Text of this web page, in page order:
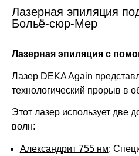
Лазерная эпиляция
Больё-сюр-Мер
Лазерная эпиляция с
Лазер DEKA Again
технологический прорыв в
Этот лазер использует две
волн:
Александрит 755 нм: